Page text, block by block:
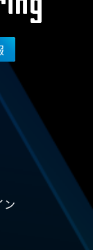
ン